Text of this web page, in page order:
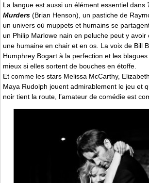
La langue est aussi un élément essentiel dans
Murders (Brian Henson), un pastiche de
un univers où muppets et humains se
un Philip Marlowe nain en peluche peut y avoir
une humaine en chair et en os. La voix de Bill
Humphrey Bogart à la perfection et les
mieux si elles sortent de bouches en étoffe.
Et comme les stars Melissa McCarthy,
Maya Rudolph jouent admirablement le jeu et
noir tient la route, l’amateur de comédie est